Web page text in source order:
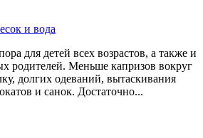
и вода
для детей всех возрастов, а также и
родителей. Меньше капризов вокруг
долгих одеваний, вытаскивания
и санок. Достаточно...